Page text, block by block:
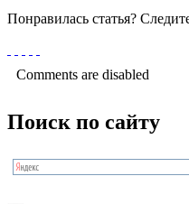
Понравилась статья?
Comments are disabled
Поиск по сайту